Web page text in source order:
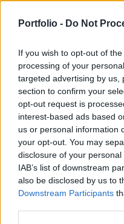
Portfolio - Do Not
If you wish to opt-out of
processing of your
targeted advertising by us,
section to confirm your
opt-out request is
interest-based ads based
us or personal information
your opt-out. You may
disclosure of your
IAB’s list of downstream
also be disclosed by us to
Downstream Participants
Portfolio
0.6%-kal bővült
kiskereskedelmi
növekedés mögött
üzemanyagforgalom
autóértékesítés is
bővülés 0.4%-ot tett
megegyezett az erre
A kiskereskedelmi
tehát igen jelentősen